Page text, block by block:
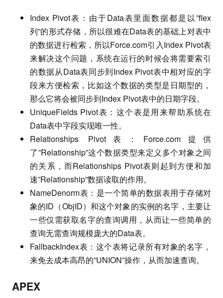
Index Pivot表：由于Data表里面数据都是以”flex
列”的形式存储，所以很难在Data表的基础上对表中
的数据进行检索，所以Force.com引入Index Pivot表
来解决这个问题，系统在运行的时候会将需要索引
的数据从Data表同步到Index Pivot表中相对应的字
段来方便检索，比如这个数据的类型是日期型的，
那么它将会被同步到Index Pivot表中的日期字段。
UniqueFields Pivot表：这个表是用来帮助系统在
Data表中字段实现唯一性。
Relationships Pivot表：Force.com提供
了”Relationship”这个数据类型来定义多个对象之间
的关系，而Relationships Pivot表则起到方便和加
速”Relationship”数据读取的作用。
NameDenorm表：是一个简单的数据表用于存储对
象的ID（ObjID）和这个对象的实例的名字，主要让
一些仅需获取名字的查询调用，从而让一些简单的
查询无需查询规模庞大的Data表。
FallbackIndex表：这个表将记录所有对象的名字，
来免去成本高昂的”UNION”操作，从而加速查询。
APEX